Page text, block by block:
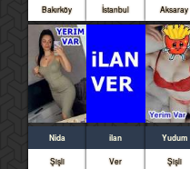
Bakırköy İstanbul Aksaray
Nida
Şişli
ilan
Ver
Yudum
Şişli